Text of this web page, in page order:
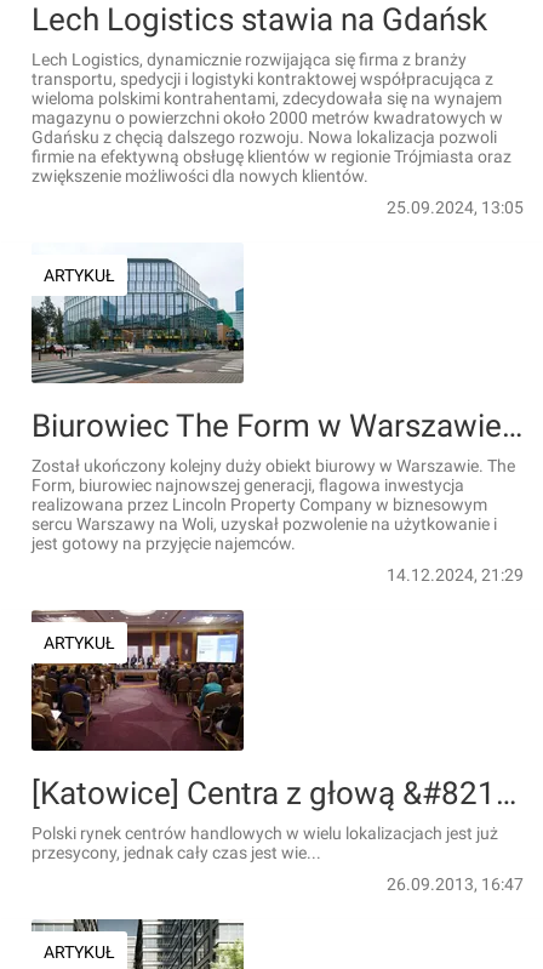
Lech Logistics stawia na Gdańsk
Lech Logistics, dynamicznie rozwijająca się firma z branży
transportu, spedycji i logistyki kontraktowej współpracująca z
wieloma polskimi kontrahentami, zdecydowała się na wynajem
magazynu o powierzchni około 2000 metrów kwadratowych w
Gdańsku z chęcią dalszego rozwoju. Nowa lokalizacja pozwoli
firmie na efektywną obsługę klientów w regionie Trójmiasta oraz
zwiększenie możliwości dla nowych klientów.
25.09.2024, 13:05
ARTYKUŁ
Biurowiec The Form w Warszawie z pozwoleniem na użytkowanie [FILM+ZDJĘCIA]
Został ukończony kolejny duży obiekt biurowy w Warszawie. The
Form, biurowiec najnowszej generacji, flagowa inwestycja
realizowana przez Lincoln Property Company w biznesowym
sercu Warszawy na Woli, uzyskał pozwolenie na użytkowanie i
jest gotowy na przyjęcie najemców.
14.12.2024, 21:29
ARTYKUŁ
[Katowice] Centra z głową &#8211; podsumowanie drugiego dnia Property Forum 2013
Polski rynek centrów handlowych w wielu lokalizacjach jest już
przesycony, jednak cały czas jest wie...
26.09.2013, 16:47
ARTYKUŁ